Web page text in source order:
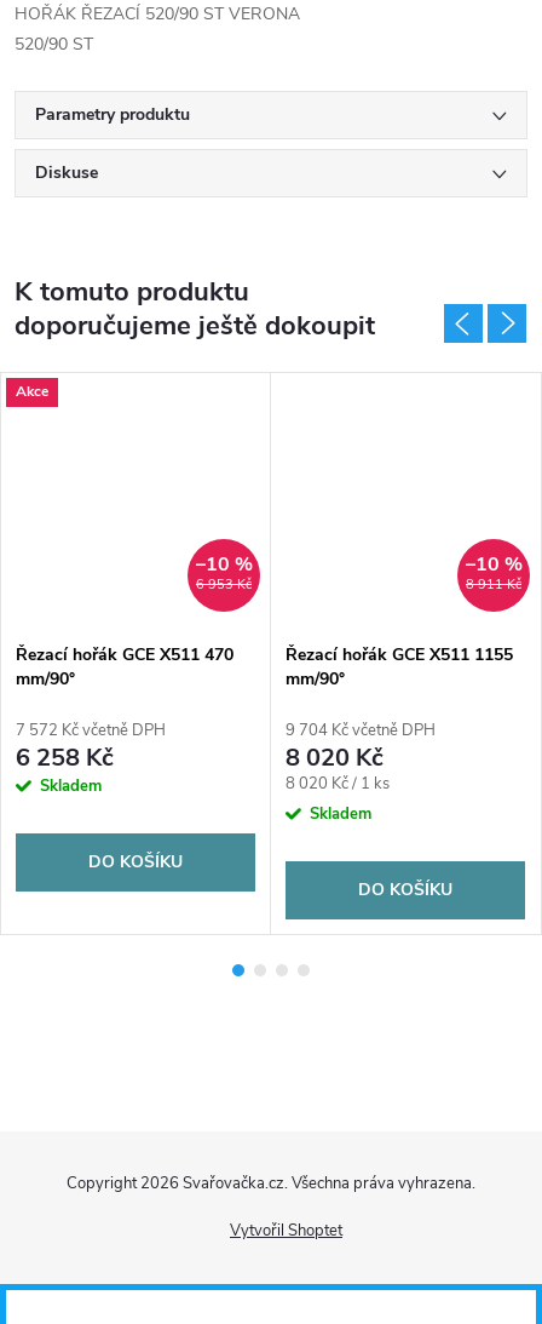
HOŘÁK ŘEZACÍ 520/90 ST VERONA
520/90 ST
Parametry produktu
Diskuse
K tomuto produktu
doporučujeme ještě dokoupit
Akce
6 953 Kč
–10 %
Řezací hořák GCE X511 470
mm/90°
7 572 Kč včetně DPH
6 258 Kč
Skladem
DO KOŠÍKU
8 911 Kč
–10 %
Řezací hořák GCE X511 1155
mm/90°
9 704 Kč včetně DPH
8 020 Kč
Měrná
cena:
8 020 Kč / 1 ks
Skladem
DO KOŠÍKU
p
Vytvořil Shoptet
Copyright 2026 Svařovačka.cz. Všechna práva vyhrazena.